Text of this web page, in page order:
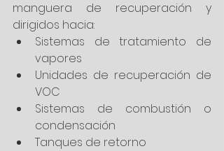
manguera de recuperación y
dirigidos hacia:
Sistemas de tratamiento de
vapores
Unidades de recuperación de
VOC
Sistemas de combustión o
condensación
Tanques de retorno